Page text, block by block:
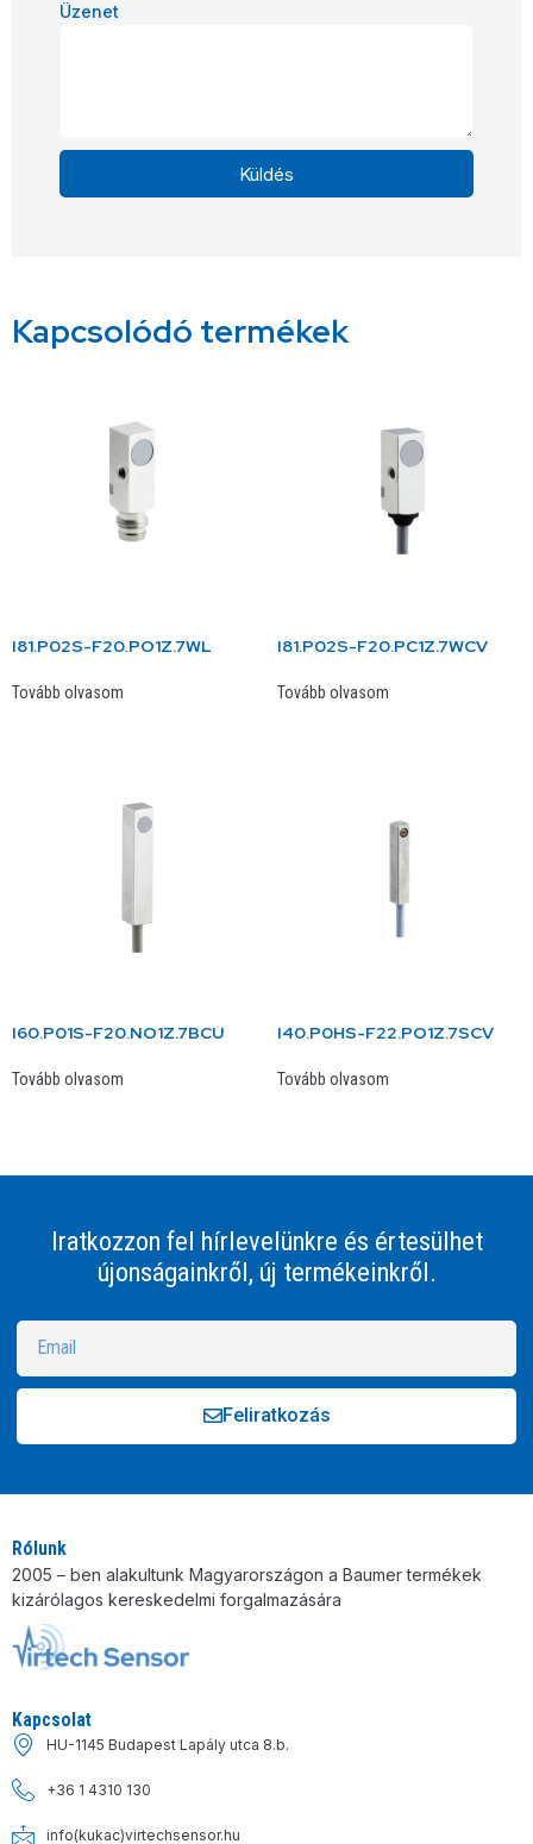
Üzenet
Küldés
Kapcsolódó termékek
I81.P02S-F20.PO1Z.7WL
Tovább olvasom
I81.P02S-F20.PC1Z.7WCV
Tovább olvasom
I60.P01S-F20.NO1Z.7BCU
Tovább olvasom
I40.P0HS-F22.PO1Z.7SCV
Tovább olvasom
Iratkozzon fel hírlevelünkre és értesülhet
újonságainkről, új termékeinkről.
Feliratkozás
Rólunk
2005 – ben alakultunk Magyarországon a Baumer termékek
kizárólagos kereskedelmi forgalmazására
Kapcsolat
HU-1145 Budapest Lapály utca 8.b.
+36 1 4310 130
info(kukac)virtechsensor.hu